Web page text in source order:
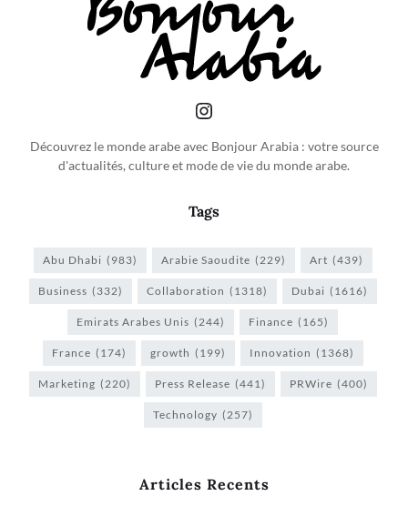
Découvrez le monde arabe avec Bonjour Arabia : votre source
d'actualités, culture et mode de vie du monde arabe.
Tags
Abu Dhabi (983) Arabie Saoudite (229) Art (439)
Business (332) Collaboration (1318) Dubai (1616)
Emirats Arabes Unis (244) Finance (165)
France (174) growth (199) Innovation (1368)
Marketing (220) Press Release (441) PRWire (400)
Technology (257)
Articles Recents